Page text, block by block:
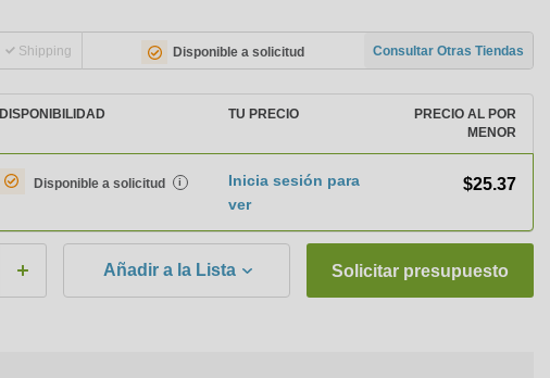
Shipping Disponible a solicitud Consultar Otras Tiendas
DISPONIBILIDAD TU PRECIO
PRECIO AL POR
MENOR
Disponible a solicitud i
Inicia sesión para
ver
$25.37
Añadir a la Lista Solicitar presupuesto